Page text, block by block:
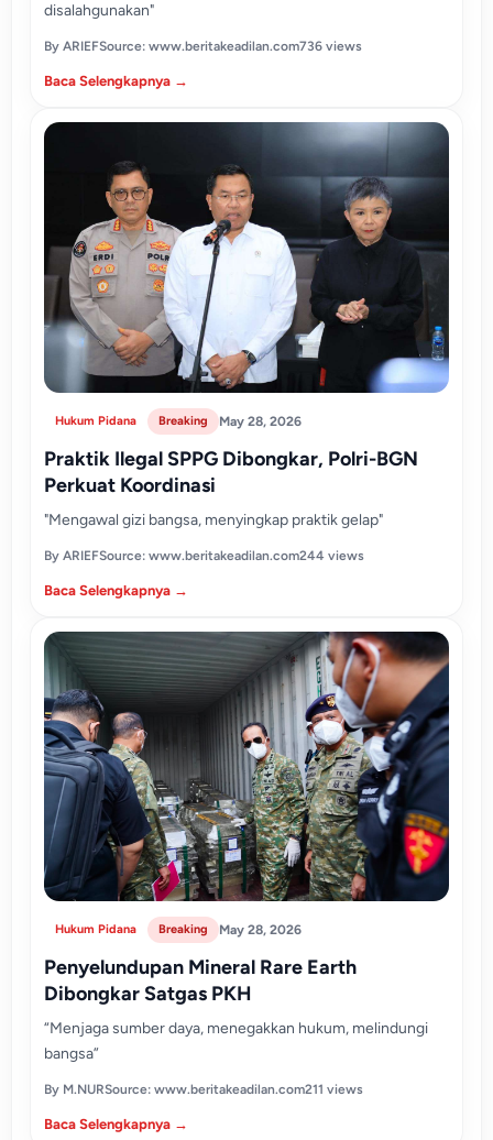
disalahgunakan"
By ARIEFSource: www.beritakeadilan.com736 views
Baca Selengkapnya →
Hukum Pidana Breaking May 28, 2026
Praktik Ilegal SPPG Dibongkar, Polri-BGN
Perkuat Koordinasi
"Mengawal gizi bangsa, menyingkap praktik gelap"
By ARIEFSource: www.beritakeadilan.com244 views
Baca Selengkapnya →
Hukum Pidana Breaking May 28, 2026
Penyelundupan Mineral Rare Earth
Dibongkar Satgas PKH
“Menjaga sumber daya, menegakkan hukum, melindungi
bangsa”
By M.NURSource: www.beritakeadilan.com211 views
Baca Selengkapnya →